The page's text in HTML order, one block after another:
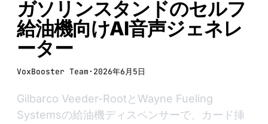
ガソリンスタンドのセルフ
給油機向けAI音声ジェネレ
ーター
VoxBooster Team · 2026年6月5日
Gilbarco Veeder-RootとWayne Fueling
Systemsの給油機ディスペンサーで、カード挿